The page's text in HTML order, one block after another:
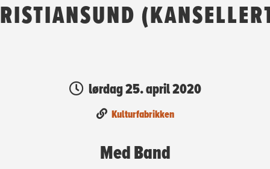
lørdag 25. april 2020
Kulturfabrikken
Med Band